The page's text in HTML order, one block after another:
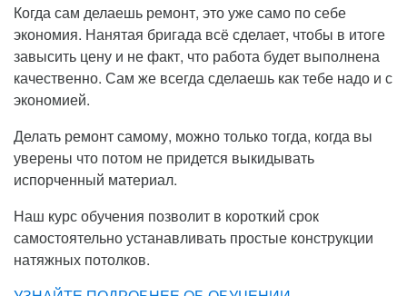
Когда сам делаешь ремонт, это уже само по себе
экономия. Нанятая бригада всё сделает, чтобы в итоге
завысить цену и не факт, что работа будет выполнена
качественно. Сам же всегда сделаешь как тебе надо и с
экономией.
Делать ремонт самому, можно только тогда, когда вы
уверены что потом не придется выкидывать
испорченный материал.
Наш курс обучения позволит в короткий срок
самостоятельно устанавливать простые конструкции
натяжных потолков.